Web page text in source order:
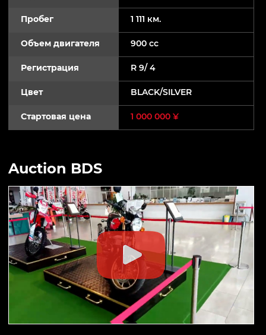
Пробег 1 111 км.
Объем двигателя 900 cc
Регистрация R 9/ 4
Цвет BLACK/SILVER
Стартовая цена 1 000 000 ¥
Auction BDS